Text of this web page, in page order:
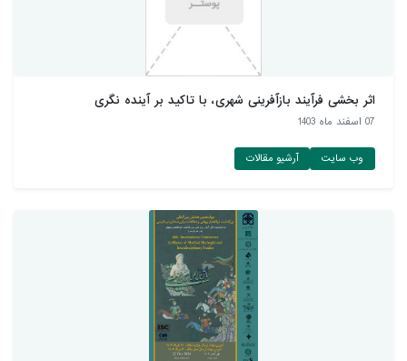
اثر بخشی فرآیند بازآفرینی شهری، با تاکید بر آینده نگری
07 اسفند ماه 1403
وب سایت آرشیو مقالات